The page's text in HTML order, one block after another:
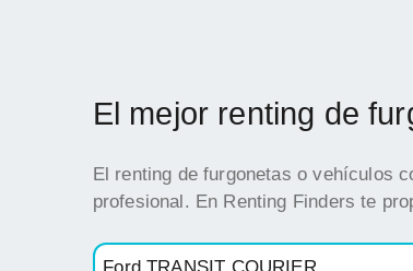
El mejor renting de
El renting de furgonetas o vehículos
profesional. En Renting Finders te